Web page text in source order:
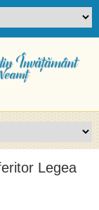
Legea